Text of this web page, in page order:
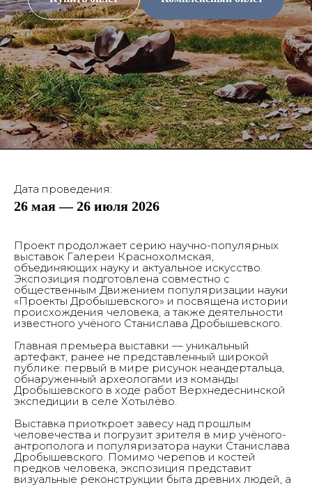
Дата проведения:
26 мая — 26 июля 2026
Проект продолжает серию научно-популярных
выставок Галереи Краснохолмская,
объединяющих науку и актуальное искусство.
Экспозиция подготовлена совместно с
общественным Движением популяризации науки
«Проекты Дробышевского» и посвящена истории
происхождения человека, а также деятельности
известного учёного Станислава Дробышевского.
Главная премьера выставки –– уникальный
артефакт, ранее не представленный широкой
публике: первый в мире рисунок неандертальца,
обнаруженный археологами из команды
Дробышевского в ходе работ Верхнедеснинской
экспедиции в селе Хотылёво.
Выставка приоткроет завесу над прошлым
человечества и погрузит зрителя в мир учёного-
антрополога и популяризатора науки Станислава
Дробышевского. Помимо черепов и костей
предков человека, экспозиция представит
визуальные реконструкции быта древних людей, а